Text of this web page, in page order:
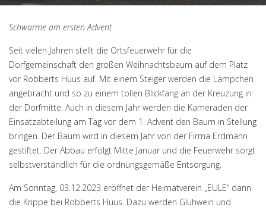
Schwarme am ersten Advent
Seit vielen Jahren stellt die Ortsfeuerwehr für die
Dorfgemeinschaft den großen Weihnachtsbaum auf dem Platz
vor Robberts Huus auf. Mit einem Steiger werden die Lämpchen
angebracht und so zu einem tollen Blickfang an der Kreuzung in
der Dorfmitte. Auch in diesem Jahr werden die Kameraden der
Einsatzabteilung am Tag vor dem 1. Advent den Baum in Stellung
bringen. Der Baum wird in diesem Jahr von der Firma Erdmann
gestiftet. Der Abbau erfolgt Mitte Januar und die Feuerwehr sorgt
selbstverständlich für die ordnungsgemäße Entsorgung.
Am Sonntag, 03.12.2023 eröffnet der Heimatverein „EULE“ dann
die Krippe bei Robberts Huus. Dazu werden Glühwein und